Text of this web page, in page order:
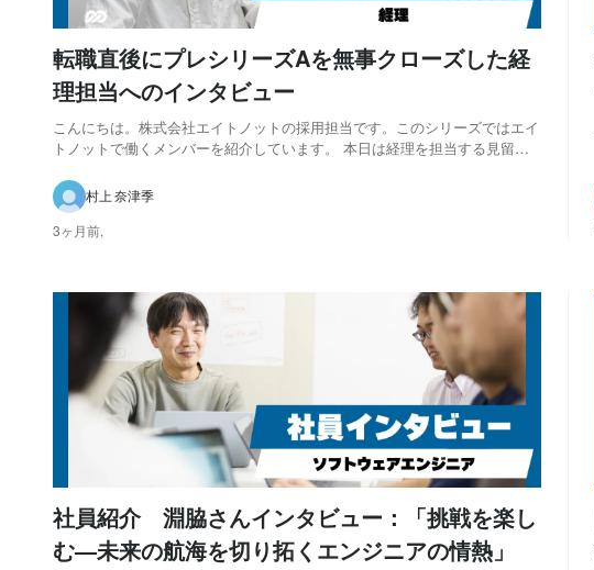
転職直後にプレシリーズAを無事クローズした経
理担当へのインタビュー
こんにちは。株式会社エイトノットの採用担当です。このシリーズではエイ
トノットで働くメンバーを紹介しています。 本日は経理を担当する見留さ
ップへ Q：現在担当している業務内容を教えてください A：今は経理とファ
イナンスをメインで担当しています。...
村上 奈津季
3ヶ月前,
社員紹介 淵脇さんインタビュー：「挑戦を楽し
む—未来の航海を切り拓くエンジニアの情熱」